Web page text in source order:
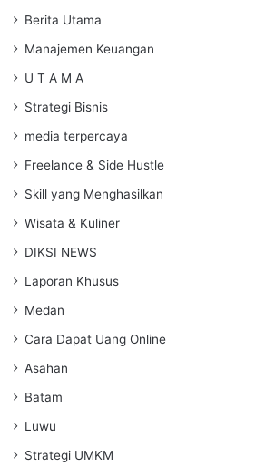
Berita Utama
Manajemen Keuangan
U T A M A
Strategi Bisnis
media terpercaya
Freelance & Side Hustle
Skill yang Menghasilkan
Wisata & Kuliner
DIKSI NEWS
Laporan Khusus
Medan
Cara Dapat Uang Online
Asahan
Batam
Luwu
Strategi UMKM